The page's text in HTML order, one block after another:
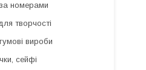
номерами
творчості
вироби
сейфі